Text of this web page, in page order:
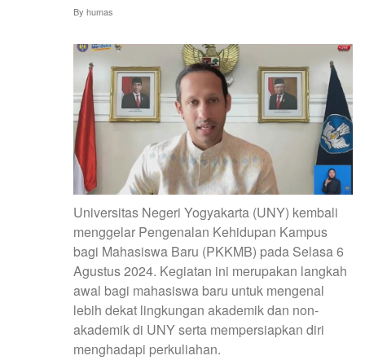
By humas
Universitas Negeri Yogyakarta (UNY) kembali
menggelar Pengenalan Kehidupan Kampus
bagi Mahasiswa Baru (PKKMB) pada Selasa 6
Agustus 2024. Kegiatan ini merupakan langkah
awal bagi mahasiswa baru untuk mengenal
lebih dekat lingkungan akademik dan non-
akademik di UNY serta mempersiapkan diri
menghadapi perkuliahan.